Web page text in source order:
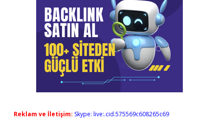
Reklam ve İletişim: Skype: live:.cid.575569c608265c69